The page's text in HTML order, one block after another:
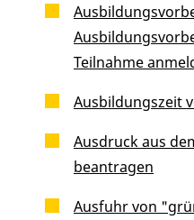
Teilnahme
Ausbildungszeit
Ausdruck aus
beantragen
Ausfuhr von